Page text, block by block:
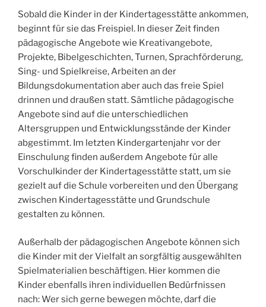
Sobald die Kinder in der Kindertagesstätte ankommen,
beginnt für sie das Freispiel. In dieser Zeit finden
pädagogische Angebote wie Kreativangebote,
Projekte, Bibelgeschichten, Turnen, Sprachförderung,
Sing- und Spielkreise, Arbeiten an der
Bildungsdokumentation aber auch das freie Spiel
drinnen und draußen statt. Sämtliche pädagogische
Angebote sind auf die unterschiedlichen
Altersgruppen und Entwicklungsstände der Kinder
abgestimmt. Im letzten Kindergartenjahr vor der
Einschulung finden außerdem Angebote für alle
Vorschulkinder der Kindertagesstätte statt, um sie
gezielt auf die Schule vorbereiten und den Übergang
zwischen Kindertagesstätte und Grundschule
gestalten zu können.
Außerhalb der pädagogischen Angebote können sich
die Kinder mit der Vielfalt an sorgfältig ausgewählten
Spielmaterialien beschäftigen. Hier kommen die
Kinder ebenfalls ihren individuellen Bedürfnissen
nach: Wer sich gerne bewegen möchte, darf die